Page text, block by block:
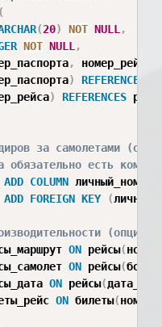
(
(20) NOT NULL ,
NOT NULL ,
, номер_рейса
) REFERENCES
) REFERENCES
за самолетами
есть
ADD COLUMN
ADD FOREIGN KEY (
ON рейсы(
ON рейсы(
ON рейсы(
ON билеты(